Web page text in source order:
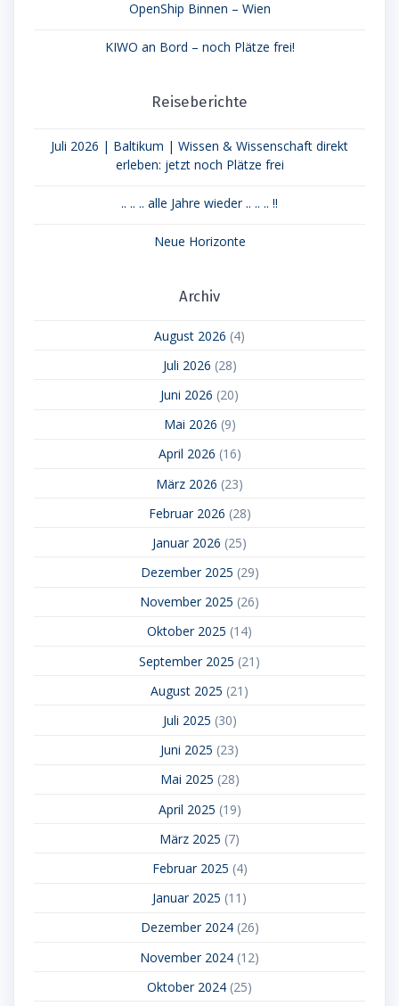
OpenShip Binnen – Wien
KIWO an Bord – noch Plätze frei!
Reiseberichte
Juli 2026 | Baltikum | Wissen & Wissenschaft direkt
erleben: jetzt noch Plätze frei
.. .. .. alle Jahre wieder .. .. .. !!
Neue Horizonte
Archiv
August 2026 (4)
Juli 2026 (28)
Juni 2026 (20)
Mai 2026 (9)
April 2026 (16)
März 2026 (23)
Februar 2026 (28)
Januar 2026 (25)
Dezember 2025 (29)
November 2025 (26)
Oktober 2025 (14)
September 2025 (21)
August 2025 (21)
Juli 2025 (30)
Juni 2025 (23)
Mai 2025 (28)
April 2025 (19)
März 2025 (7)
Februar 2025 (4)
Januar 2025 (11)
Dezember 2024(26)
November 2024 (12)
Oktober 2024 (25)